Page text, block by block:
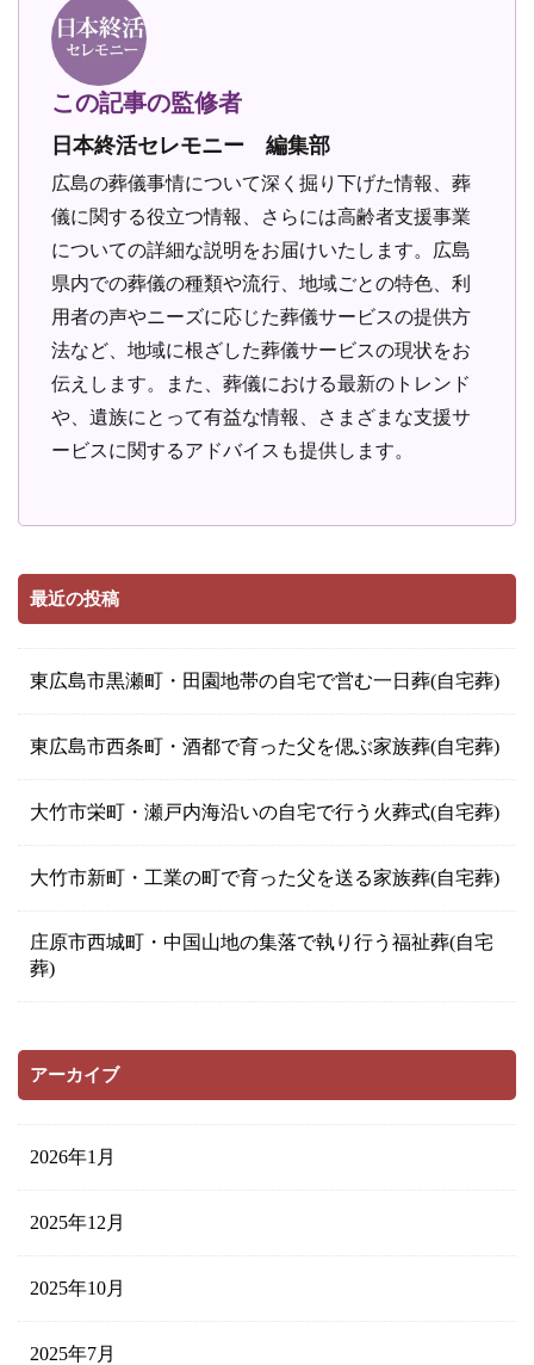
この記事の監修者
日本終活セレモニー 編集部
広島の葬儀事情について深く掘り下げた情報、葬
儀に関する役立つ情報、さらには高齢者支援事業
についての詳細な説明をお届けいたします。広島
県内での葬儀の種類や流行、地域ごとの特色、利
用者の声やニーズに応じた葬儀サービスの提供方
法など、地域に根ざした葬儀サービスの現状をお
伝えします。また、葬儀における最新のトレンド
や、遺族にとって有益な情報、さまざまな支援サ
ービスに関するアドバイスも提供します。
最近の投稿
東広島市黒瀬町・田園地帯の自宅で営む一日葬(自宅葬)
東広島市西条町・酒都で育った父を偲ぶ家族葬(自宅葬)
大竹市栄町・瀬戸内海沿いの自宅で行う火葬式(自宅葬)
大竹市新町・工業の町で育った父を送る家族葬(自宅葬)
庄原市西城町・中国山地の集落で執り行う福祉葬(自宅
葬)
アーカイブ
2026年1月
2025年12月
2025年10月
2025年7月